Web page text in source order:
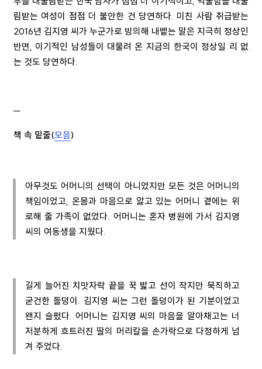
림받는 여성이 점점 더 불안한 건 당연하다. 미친 사람 취급받는
2016년 김지영 씨가 누군가로 빙의해 내뱉는 말은 지극히 정상인
반면, 이기적인 남성들이 대물려 온 지금의 한국이 정상일 리 없
는 것도 당연하다.
─
책 속 밑줄(모음)
아무것도 어머니의 선택이 아니었지만 모든 것은 어머니의
책임이었고, 온몸과 마음으로 앓고 있는 어머니 곁에는 위
로해 줄 가족이 없었다. 어머니는 혼자 병원에 가서 김지영
씨의 여동생을 지웠다.
길게 늘어진 치맛자락 끝을 꾹 밟고 선이 작지만 묵직하고
굳건한 돌덩이. 김지영 씨는 그런 돌덩이가 된 기분이었고
왠지 슬펐다. 어머니는 김지영 씨의 마음을 알아채고는 너
저분하게 흐트러진 딸의 머리칼을 손가락으로 다정하게 넘
겨 주었다.